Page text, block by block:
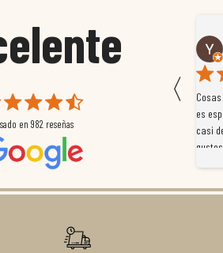
en 982 reseñas
〈
García Luis
al cliente. Tuvimos un pequeño
pedido y desde el minuto uno se
por ayudarnos en todo. Gracias a Sergio,
atento, amable, un servicio de 10.
por todo!
es
casi